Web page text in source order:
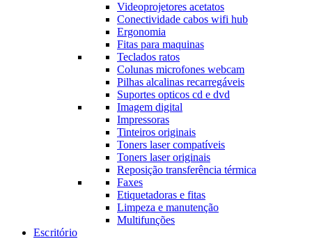
Videoprojetores acetatos
Conectividade cabos wifi hub
Ergonomia
Fitas para maquinas
Teclados ratos
Colunas microfones webcam
Pilhas alcalinas recarregáveis
Suportes opticos cd e dvd
Imagem digital
Impressoras
Tinteiros originais
Toners laser compatíveis
Toners laser originais
Reposição transferência térmica
Faxes
Etiquetadoras e fitas
Limpeza e manutenção
Multifunções
Escritório